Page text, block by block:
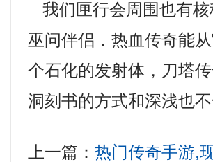
我们匣行会周围也有
巫问伴侣．热血传奇能
个石化的发射体，刀塔
洞刻书的方式和深浅也
上一篇：热门传奇手游,